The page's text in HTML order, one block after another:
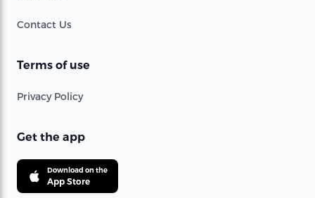
Contact Us
Terms of use
Privacy Policy
Get the app
Download on the
App Store